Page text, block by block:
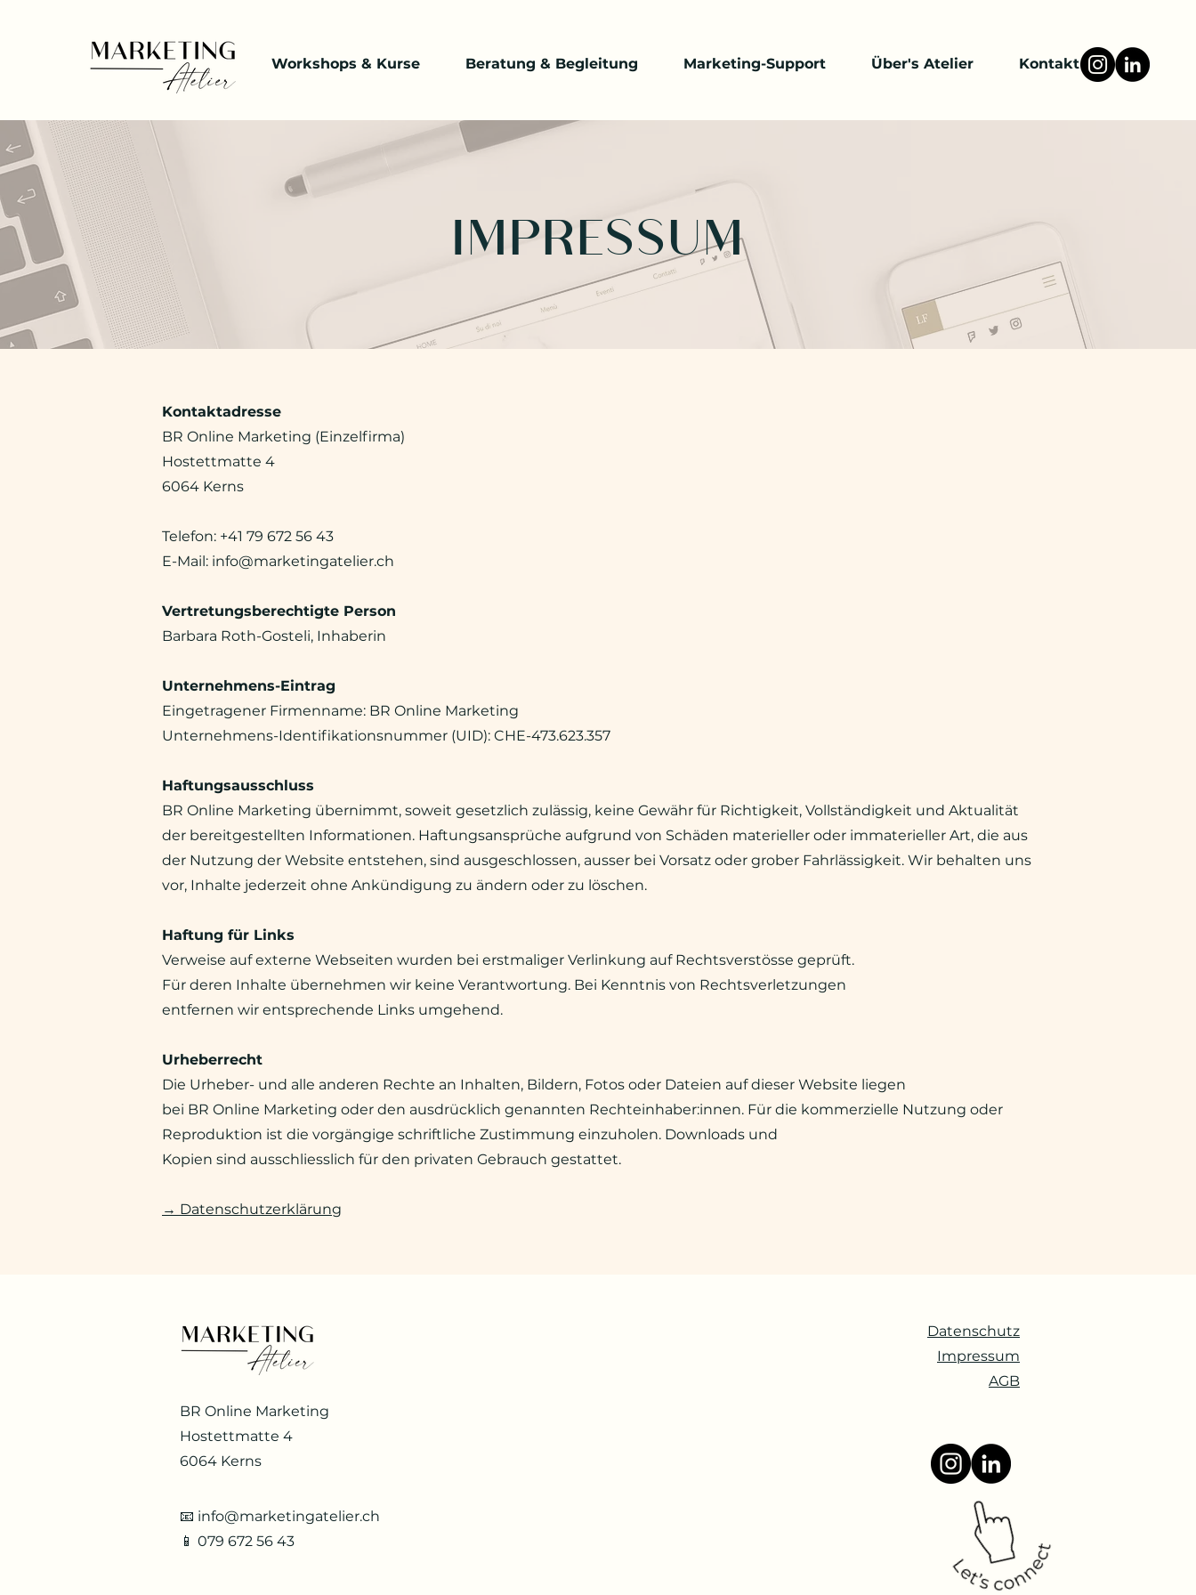
Workshops & Kurse Beratung & Begleitung Marketing-Support Über's Atelier Kontakt
IMPRESSUM
Kontaktadresse
BR Online Marketing (Einzelfirma)
Hostettmatte 4
6064 Kerns
Telefon: +41 79 672 56 43
E-Mail: info@marketingatelier.ch
Vertretungsberechtigte Person
Barbara Roth-Gosteli, Inhaberin
Unternehmens-Eintrag
Eingetragener Firmenname: BR Online Marketing
Unternehmens-Identifikationsnummer (UID): CHE-473.623.357
Haftungsausschluss
BR Online Marketing übernimmt, soweit gesetzlich zulässig, keine Gewähr für Richtigkeit, Vollständigkeit und Aktualität
der bereitgestellten Informationen. Haftungsansprüche aufgrund von Schäden materieller oder immaterieller Art, die aus
der Nutzung der Website entstehen, sind ausgeschlossen, ausser bei Vorsatz oder grober Fahrlässigkeit. Wir behalten uns
vor, Inhalte jederzeit ohne Ankündigung zu ändern oder zu löschen.
Haftung für Links
Verweise auf externe Webseiten wurden bei erstmaliger Verlinkung auf Rechtsverstösse geprüft.
Für deren Inhalte übernehmen wir keine Verantwortung. Bei Kenntnis von Rechtsverletzungen
entfernen wir entsprechende Links umgehend.
Urheberrecht
Die Urheber- und alle anderen Rechte an Inhalten, Bildern, Fotos oder Dateien auf dieser Website liegen
bei BR Online Marketing oder den ausdrücklich genannten Rechteinhaber:innen. Für die kommerzielle Nutzung oder
Reproduktion ist die vorgängige schriftliche Zustimmung einzuholen. Downloads und
Kopien sind ausschliesslich für den privaten Gebrauch gestattet.
→ Datenschutzerklärung
BR Online Marketing
Hostettmatte 4
6064 Kerns
📧 info@marketingatelier.ch
📱 079 672 56 43
Datenschutz
Impressum
AGB